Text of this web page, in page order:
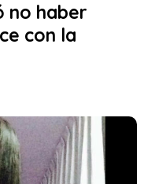
no haber
con la